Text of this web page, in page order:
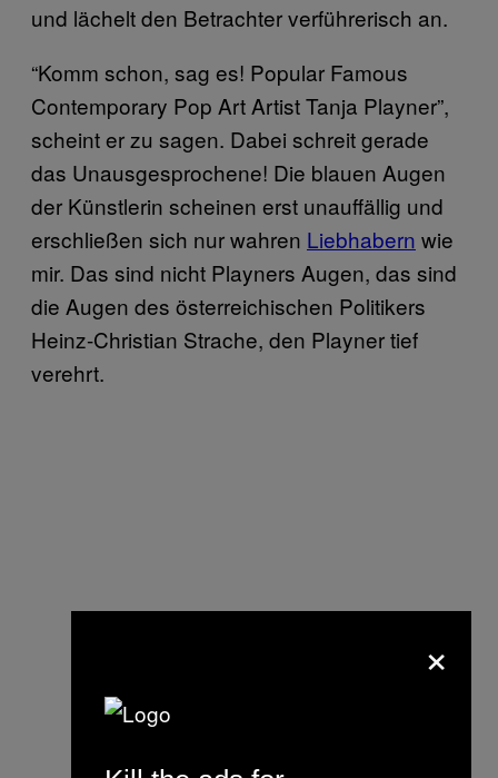
und lächelt den Betrachter verführerisch an.
“Komm schon, sag es! Popular Famous
Contemporary Pop Art Artist Tanja Playner”,
scheint er zu sagen. Dabei schreit gerade
das Unausgesprochene! Die blauen Augen
der Künstlerin scheinen erst unauffällig und
erschließen sich nur wahren Liebhabern wie
mir. Das sind nicht Playners Augen, das sind
die Augen des österreichischen Politikers
Heinz-Christian Strache, den Playner tief
verehrt.
×